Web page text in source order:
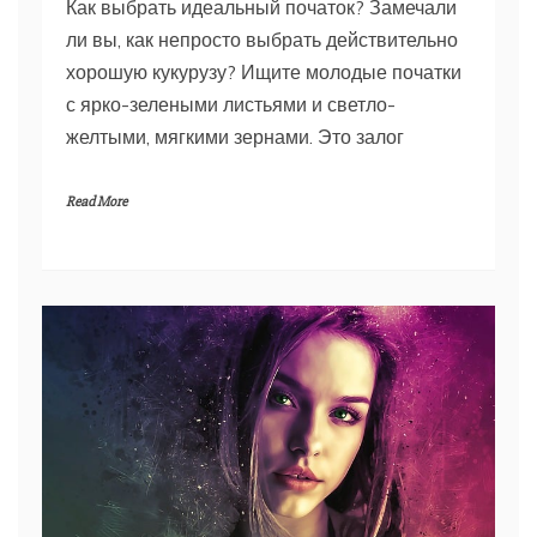
Как выбрать идеальный початок? Замечали
ли вы, как непросто выбрать действительно
хорошую кукурузу? Ищите молодые початки
с ярко-зелеными листьями и светло-
желтыми, мягкими зернами. Это залог
Read More